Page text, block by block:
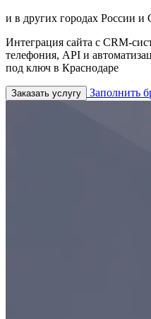
и в других городах России
Интеграция сайта с CRM-
телефония, API и
под ключ в Краснодаре
Заказать услугу Заполнить